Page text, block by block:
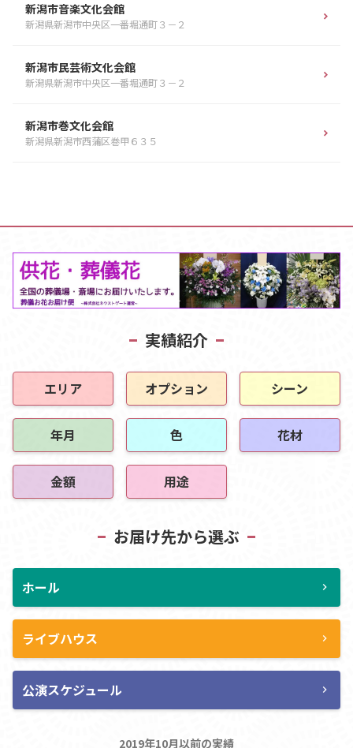
新潟市音楽文化会館
新潟県新潟市中央区一番堀通町３－２
新潟市民芸術文化会館
新潟県新潟市中央区一番堀通町３－２
新潟市巻文化会館
新潟県新潟市西蒲区巻甲６３５
実績紹介
エリア オプション シーン
年月 色 花材
金額 用途
お届け先から選ぶ
ホール chevron_right
ライブハウス chevron_right
公演スケジュール chevron_right
2019年10月以前の実績